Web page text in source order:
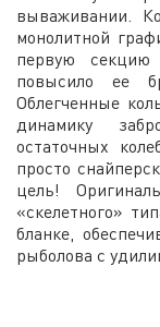
вываживании.
монолитной
первую
повысило ее
Облегченные
динамику
остаточных
просто
цель!
«скелетного»
бланке,
рыболова с